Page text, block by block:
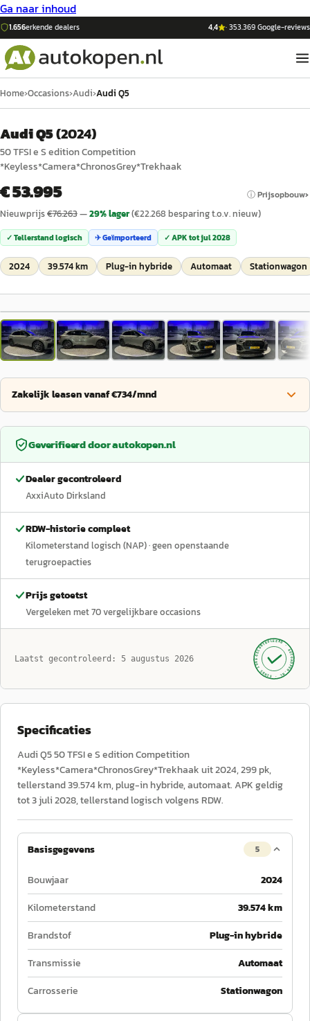
Ga naar inhoud
1.656erkende dealers 4,4 ·353.369Google-reviews
Home›Occasions›Audi›Audi Q5
Audi Q5(2024)
50 TFSI e S edition Competition
*Keyless*Camera*ChronosGrey*Trekhaak
€ 53.995 ⓘ Prijsopbouw
Nieuwprijs€76.263—29% lager(€22.268 besparing t.o.v. nieuw)
✓ Tellerstand logisch ✈ Geïmporteerd ✓ APK totjul 2028
2024 39.574 km Plug-in hybride Automaat Stationwagon
1/62
Zakelijk leasen vanaf €734/mnd
Geverifieerd doorautokopen.nl
Dealer gecontroleerd
AxxiAuto Dirksland
RDW-historie compleet
Kilometerstand logisch (NAP)· geen openstaande
terugroepacties
Prijs getoetst
Vergeleken met70vergelijkbare occasions
Laatst gecontroleerd: 5 augustus 2026 GECONTROLEERD ·
AUTOKOPEN.NL
· SINDS 1999 ·
Specificaties
Audi Q5 50 TFSI e S edition Competition
*Keyless*Camera*ChronosGrey*Trekhaak uit 2024, 299 pk,
tellerstand 39.574 km, plug-in hybride, automaat. APK geldig
tot 3 juli 2028, tellerstand logisch volgens RDW.
Basisgegevens 5
Bouwjaar
2024
Kilometerstand
39.574 km
Brandstof
Plug-in hybride
Transmissie
Automaat
Carrosserie
Stationwagon